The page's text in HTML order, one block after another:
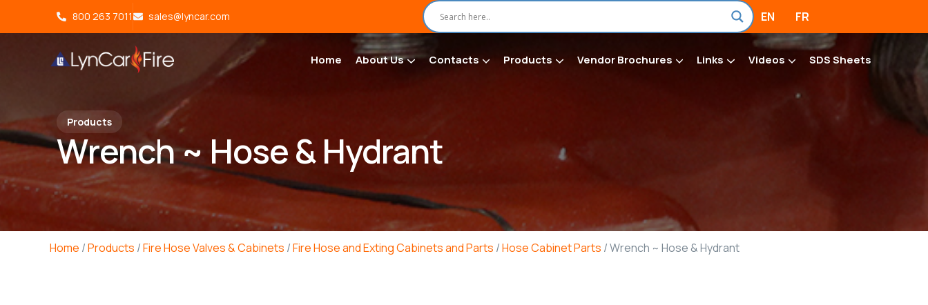
800 263 7011 sales@lyncar.com EN FR
Home About Us Contacts Products Vendor Brochures Links Videos SDS Sheets
Products
Wrench ~ Hose & Hydrant
Home /Products /Fire Hose Valves & Cabinets /Fire Hose and Exting Cabinets and Parts /Hose Cabinet Parts / Wrench ~ Hose & Hydrant